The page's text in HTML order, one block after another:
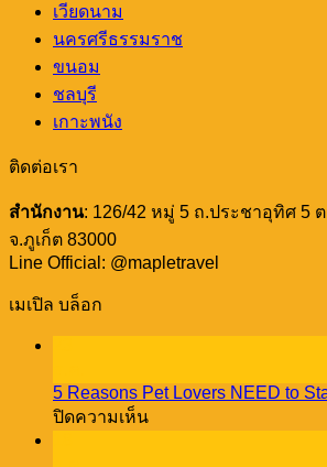
เวียดนาม
นครศรีธรรมราช
ขนอม
ชลบุรี
เกาะพนัง
ติดต่อเรา
สำนักงาน: 126/42 หมู่ 5 ถ.ประชาอุทิศ 5
จ.ภูเก็ต 83000
Line Official: @mapletravel
เมเปิล บล็อก
5 Reasons Pet Lovers NEED to
ปิดความเห็นบน